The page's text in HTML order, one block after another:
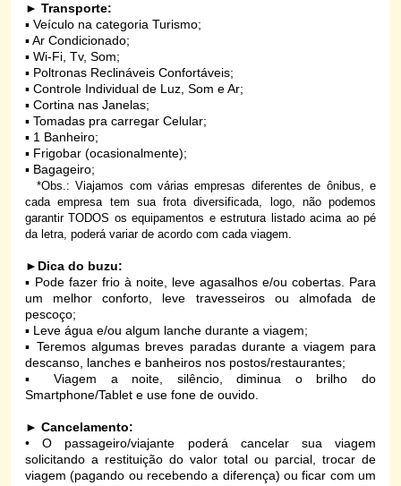
► Transporte:
▪ Veículo na categoria Turismo;
▪ Ar Condicionado;
▪ Wi-Fi, Tv, Som;
▪ Poltronas Reclináveis Confortáveis;
▪ Controle Individual de Luz, Som e Ar;
▪ Cortina nas Janelas;
▪ Tomadas pra carregar Celular;
▪ 1 Banheiro;
▪ Frigobar (ocasionalmente);
▪ Bagageiro;
*Obs.: Viajamos com várias empresas diferentes de ônibus, e
cada empresa tem sua frota diversificada, logo, não podemos
garantir TODOS os equipamentos e estrutura listado acima ao pé
da letra, poderá variar de acordo com cada viagem.
► Dica do buzu:
▪ Pode fazer frio à noite, leve agasalhos e/ou cobertas. Para
um melhor conforto, leve travesseiros ou almofada de
pescoço;
▪ Leve água e/ou algum lanche durante a viagem;
▪ Teremos algumas breves paradas durante a viagem para
descanso, lanches e banheiros nos postos/restaurantes;
▪ Viagem a noite, silêncio, diminua o brilho do
Smartphone/Tablet e use fone de ouvido.
► Cancelamento:
• O passageiro/viajante poderá cancelar sua viagem
solicitando a restituição do valor total ou parcial, trocar de
viagem (pagando ou recebendo a diferença) ou ficar com um